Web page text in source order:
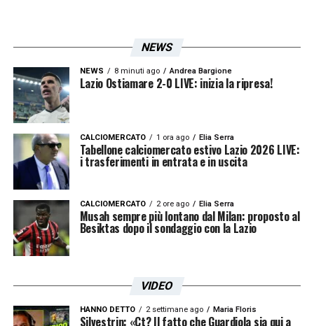
capire se lo scambio decollerà o se Mandas
prenderà altre strade.
NEWS
NEWS 8 minuti ago Andrea Bargione
Lazio Ostiamare 2-0 LIVE: inizia la ripresa!
CALCIOMERCATO 1 ora ago Elia Serra
Tabellone calciomercato estivo Lazio 2026 LIVE:
i trasferimenti in entrata e in uscita
CALCIOMERCATO 2 ore ago Elia Serra
Musah sempre più lontano dal Milan: proposto al
Besiktas dopo il sondaggio con la Lazio
VIDEO
HANNO DETTO 2 settimane ago Maria Floris
Silvestrin: «Ct? Il fatto che Guardiola sia qui a